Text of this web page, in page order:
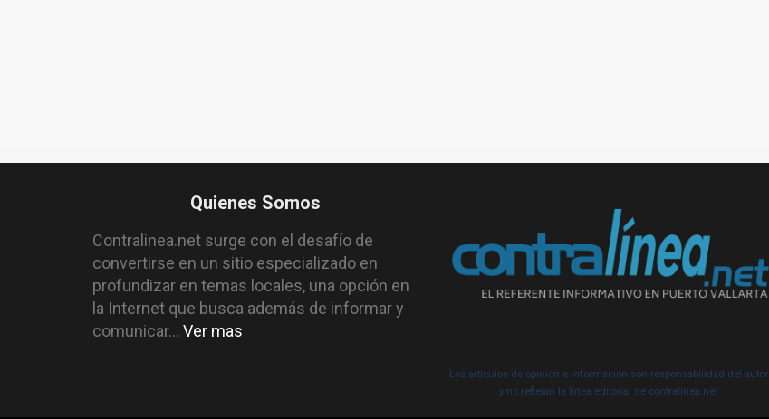
Quienes Somos
Contralinea.net surge con el desafío de
convertirse en un sitio especializado en
profundizar en temas locales, una opción en
la Internet que busca además de informar y
comunicar... Ver mas
Los artículos de opinión e información son responsabilidad del autor
y no reflejan la línea editorial de contralínea.net